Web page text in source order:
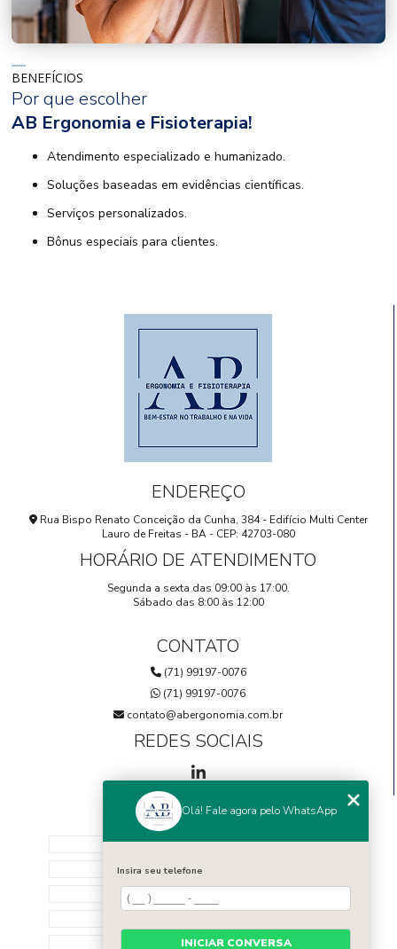
BENEFÍCIOS
Por que escolher
AB Ergonomia e Fisioterapia!
Atendimento especializado e humanizado.
Soluções baseadas em evidências científicas.
Serviços personalizados.
Bônus especiais para clientes.
ENDEREÇO
Rua Bispo Renato Conceição da Cunha, 384 - Edifício Multi Center
Lauro de Freitas - BA - CEP: 42703-080
HORÁRIO DE ATENDIMENTO
Segunda a sexta das 09:00 às 17:00.
Sábado das 8:00 às 12:00
CONTATO
(71) 99197-0076
(71) 99197-0076
contato@abergonomia.com.br
REDES SOCIAIS
MENU
HOME
SOBRE NÓS
CONTATO
Olá! Fale agora pelo WhatsApp
Insira seu telefone
INICIAR CONVERSA